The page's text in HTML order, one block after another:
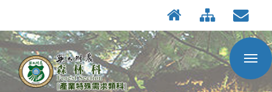
到
主
要
內